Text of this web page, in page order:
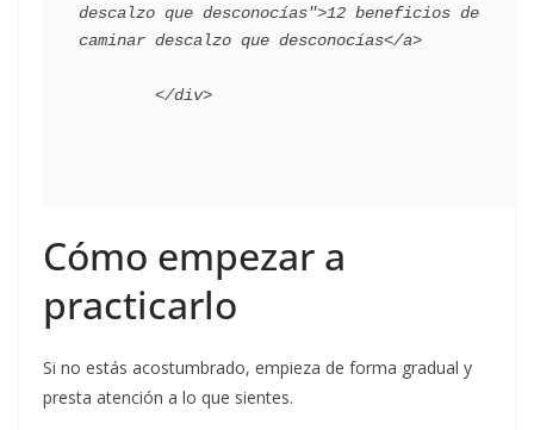
descalzo que desconocías">12 beneficios de
caminar descalzo que desconocías</a>
Cómo empezar a
practicarlo
Si no estás acostumbrado, empieza de forma gradual y
presta atención a lo que sientes.